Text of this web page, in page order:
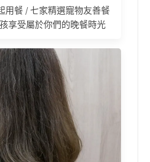
用餐 / 七家精選寵物友善餐
享受屬於你們的晚餐時光